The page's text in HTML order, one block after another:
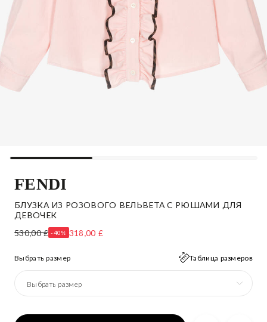
FENDI
БЛУЗКА ИЗ РОЗОВОГО ВЕЛЬВЕТА С РЮШАМИ ДЛЯ
ДЕВОЧЕК
530,00 £ -40% 318,00 £
Выбрать размер Таблица размеров
Выбрать размер